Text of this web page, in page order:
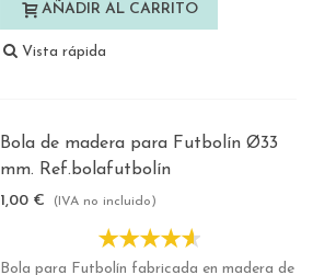
AÑADIR AL CARRITO
Vista rápida
Bola de madera para Futbolín Ø33
mm. Ref.bolafutbolín
1,00 € (IVA no incluido)
Bola para Futbolín fabricada en madera de